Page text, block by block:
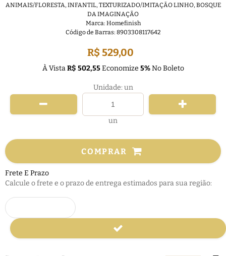
ANIMAIS/FLORESTA,INFANTIL,TEXTURIZADO/IMITAÇÃO LINHO,BOSQUE
DA IMAGINAÇÃO
Marca: Homefinish
Código de Barras: 8903308117642
R$ 529,00
À VistaR$ 502,55Economize 5%No Boleto
Unidade: un
un
COMPRAR
Frete E Prazo
Calcule o frete e o prazo de entrega estimados para sua região: